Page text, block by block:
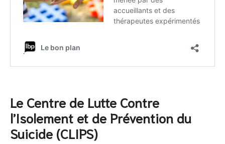
Le Centre de Lutte Contre
l’Isolement et de Prévention du
Suicide (CLIPS)